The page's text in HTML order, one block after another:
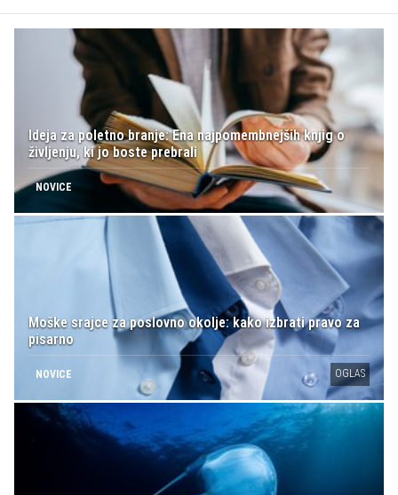
Ideja za poletno branje: Ena najpomembnejših knjig o
življenju, ki jo boste prebrali
NOVICE
Moške srajce za poslovno okolje: kako izbrati pravo za
pisarno
NOVICE OGLAS